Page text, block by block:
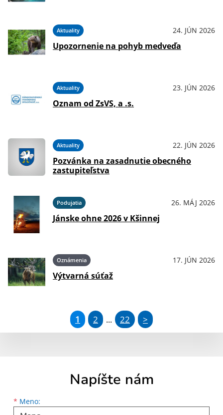
Aktuality 24. JÚN 2026
Upozornenie na pohyb medveďa
Aktuality 23. JÚN 2026
Oznam od ZsVS, a .s.
Aktuality 22. JÚN 2026
Pozvánka na zasadnutie obecného
zastupiteľstva
Podujatia 26. MÁJ 2026
Jánske ohne 2026 v Kšinnej
Oznámenia 17. JÚN 2026
Výtvarná súťaž
1 2 ... 22 >
Napíšte nám
* Meno:
Meno
Priezvisko
E-mailová adresa